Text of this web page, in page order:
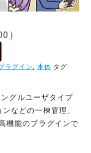
）
ラグイン 本体 タグ:
グルユーザタイプ
などの一棟管理、
機能のプラグインで